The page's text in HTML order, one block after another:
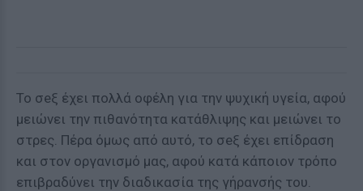
Το σeξ έχει πολλά οφέλη για την ψυχική υγεία, αφού
μειώνει την πιθανότητα κατάθλιψης και μειώνει το
στρες. Πέρα όμως από αυτό, το σeξ έχει επίδραση
και στον οργανισμό μας, αφού κατά κάποιον τρόπο
επιβραδύνει την διαδικασία της γήρανσής του.